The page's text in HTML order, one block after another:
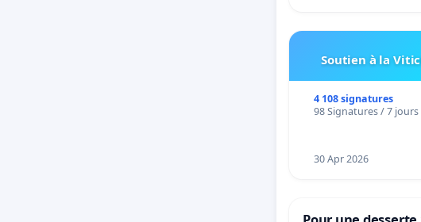
Soutien à la
4 108 signatures
98 Signatures / 7 jours
30 Apr 2026